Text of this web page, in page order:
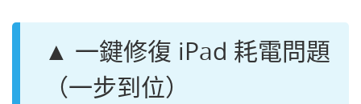
▲ 一鍵修復 iPad 耗電問題
（一步到位）